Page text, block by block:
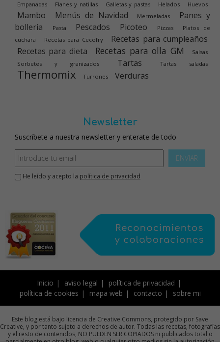
Empanadas Flanes y natillas Galletas y pastas Helados Huevos
Mambo Menús de Navidad Mermeladas
Panes y
bolleria
Pasta Pescados Picoteo Pizzas
Platos de
cuchara
Recetas para Cecofry
Recetas para cumpleaños
Recetas para dieta
Recetas para olla GM
Salsas
Sorbetes y granizados
Tartas Tartas saladas
Thermomix Turrones Verduras
Newsletter
Suscríbete a nuestra newsletter y enterate de todo
ENVIAR
He leído y acepto la política de privacidad
Inicio aviso legal
política de privacidad
política de cookies
mapa web contacto sobre mi
Este blog está bajo licencia de Creative Commons, protegido por Save
Creative, y por tanto sujeto a derechos de autor. Todas las recetas, fotografías
y el resto de contenidos, NO PUEDEN SER COPIADOS ni publicados total o
parcialmente en otro blog, web o cualquier otro medios sin la autorización